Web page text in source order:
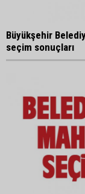
Büyükşehir
seçim sonuçları